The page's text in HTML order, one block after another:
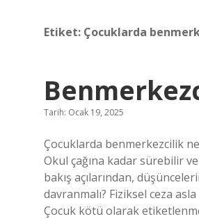
Etiket: Çocuklarda
Tarih: Ocak 19, 2025
Çocuklarda benmerkezcilik
Okul çağına kadar sürebilir
bakış açılarından,
davranmalı? Fiziksel ceza
Çocuk kötü olarak